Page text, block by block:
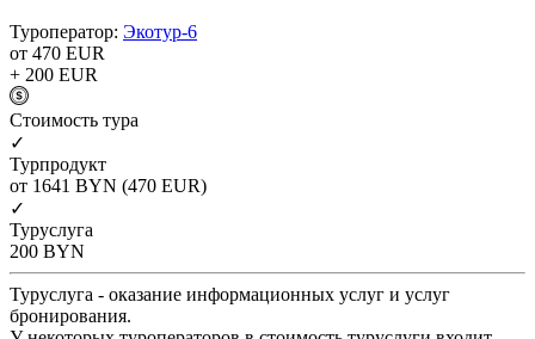
Туроператор: Экотур-6
от 470 EUR
+ 200 EUR
Cтоимость тура
✓
Турпродукт
от 1641 BYN (470 EUR)
✓
Туруслуга
200 BYN
Туруслуга - оказание информационных услуг и услуг
бронирования.